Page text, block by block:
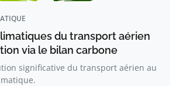
du transport aérien
via le bilan carbone
significative du transport aérien au